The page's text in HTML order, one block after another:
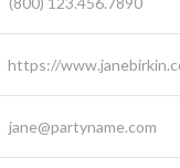
https://
jane@partyname.com